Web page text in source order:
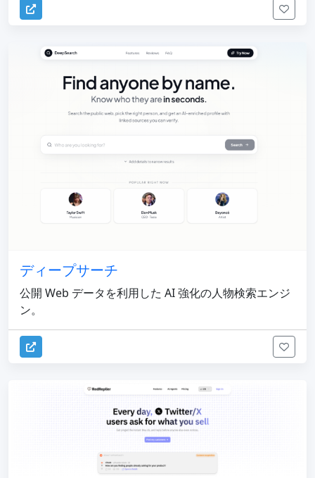
ディープサーチ
公開 Web データを利用した AI 強化の人物検索エンジ
ン。